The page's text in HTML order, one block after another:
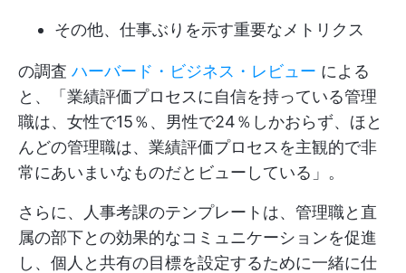
その他、仕事ぶりを示す重要なメトリクス
の調査 ハーバード・ビジネス・レビュー による
と、「業績評価プロセスに自信を持っている管理
職は、女性で15％、男性で24％しかおらず、ほと
んどの管理職は、業績評価プロセスを主観的で非
常にあいまいなものだとビューしている」。
さらに、人事考課のテンプレートは、管理職と直
属の部下との効果的なコミュニケーションを促進
し、個人と共有の目標を設定するために一緒に仕